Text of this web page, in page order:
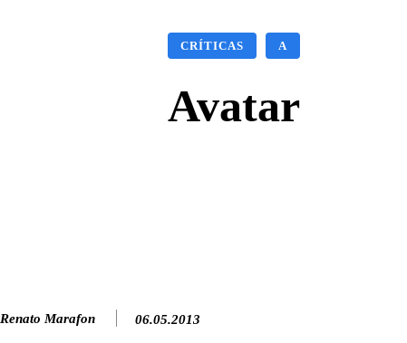
CRÍTICAS A
Avatar
Renato Marafon 06.05.2013